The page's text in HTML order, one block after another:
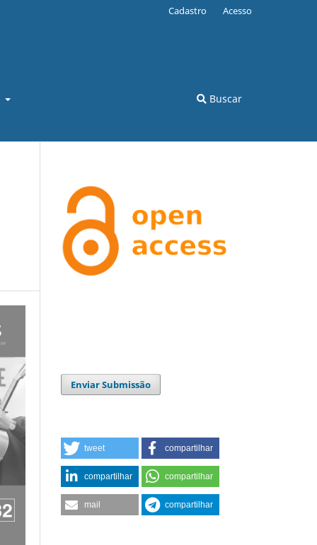
Buscar
Cadastro Acesso
Enviar Submissão
tweet compartilhar
compartilhar compartilhar
mail compartilhar